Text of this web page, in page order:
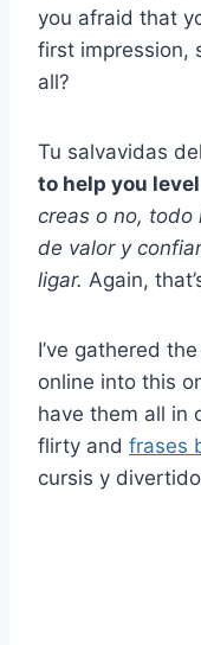
you afraid that
first impression,
all?
Tu salvavidas
to help you
creas o no, todo
de valor y
ligar. Again,
I’ve gathered
online into this
have them all in
flirty and frases
cursis y